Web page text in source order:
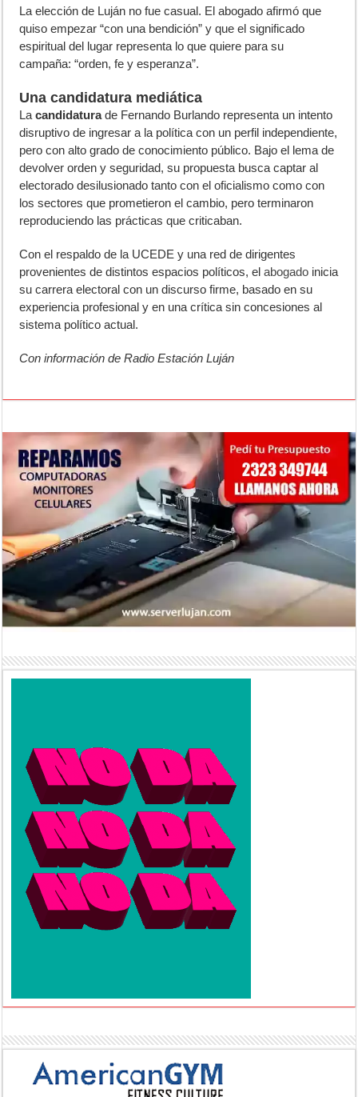
La elección de Luján no fue casual. El abogado afirmó que
quiso empezar “con una bendición” y que el significado
espiritual del lugar representa lo que quiere para su
campaña: “orden, fe y esperanza”.
Una candidatura mediática
Lacandidaturade Fernando Burlando representa un intento
disruptivo de ingresar a la política con un perfil independiente,
pero con alto grado de conocimiento público. Bajo el lema de
devolver orden y seguridad, su propuesta busca captar al
electorado desilusionado tanto con el oficialismo como con
los sectores que prometieron el cambio, pero terminaron
reproduciendo las prácticas que criticaban.
Con el respaldo de la UCEDE y una red de dirigentes
provenientes de distintos espacios políticos, elabogado inicia
su carrera electoral con un discurso firme, basado en su
experiencia profesional y en una crítica sin concesiones al
sistema político actual.
Con información de Radio Estación Luján